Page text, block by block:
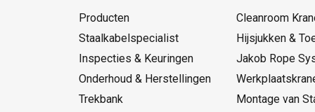
Producten
Staalkabelspecialist
Inspecties & Keuringen
Onderhoud & Herstellingen
Trekbank
Cleanroom
Hijsjukken &
Jakob Rope
Montage van